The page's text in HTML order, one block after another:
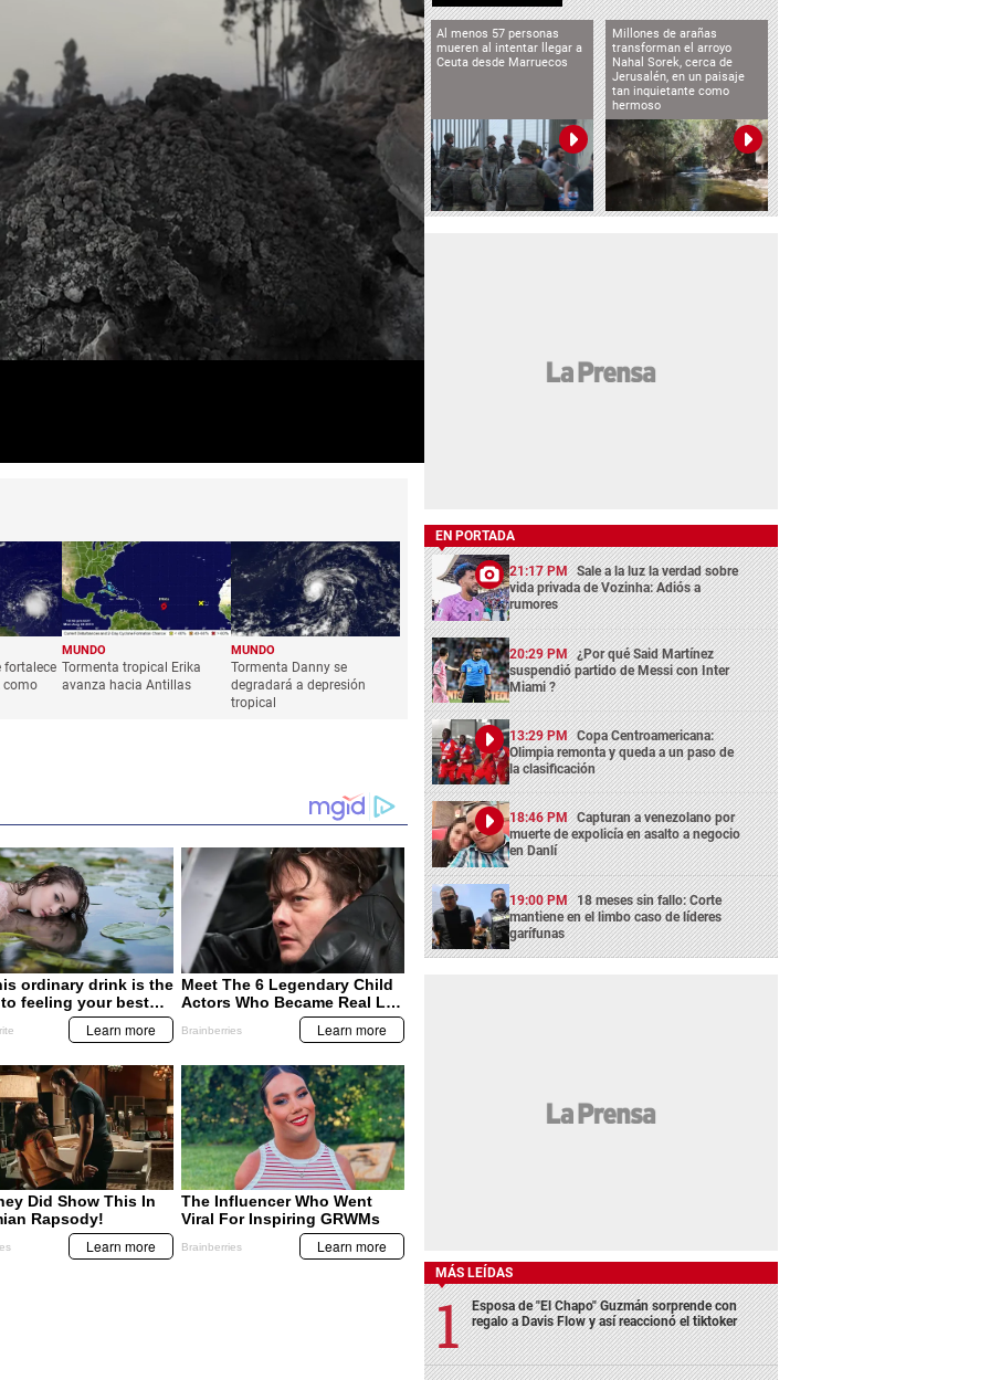
fortalece
como
MUNDO
Tormenta tropical Erika
avanza hacia Antillas
MUNDO
Tormenta Danny se
degradará a depresión
tropical
Al menos 57 personas
mueren al intentar llegar a
Ceuta desde Marruecos
Millones de arañas
transforman el arroyo
Nahal Sorek, cerca de
Jerusalén, en un paisaje
tan inquietante como
hermoso
EN PORTADA
21:17 PM Sale a la luz la verdad sobre
vida privada de Vozinha: Adiós a
rumores
20:29 PM ¿Por qué Said Martínez
suspendió partido de Messi con Inter
Miami ?
13:29 PM Copa Centroamericana:
Olimpia remonta y queda a un paso de
la clasificación
18:46 PM Capturan a venezolano por
muerte de expolicía en asalto a negocio
en Danlí
19:00 PM 18 meses sin fallo: Corte
mantiene en el limbo caso de líderes
garífunas
MÁS LEÍDAS
Esposa de "El Chapo" Guzmán sorprende con
regalo a Davis Flow y así reaccionó el tiktoker